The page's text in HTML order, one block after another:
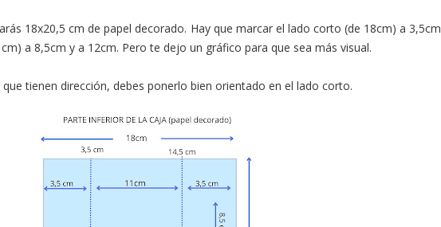
18x20,5 cm de papel decorado. Hay que marcar el lado corto (de 18cm) a 3,5cm
a 8,5cm y a 12cm. Pero te dejo un gráfico para que sea más visual.
tienen dirección, debes ponerlo bien orientado en el lado corto.